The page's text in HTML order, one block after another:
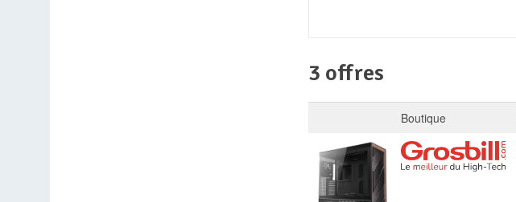
3 offres
Boutique